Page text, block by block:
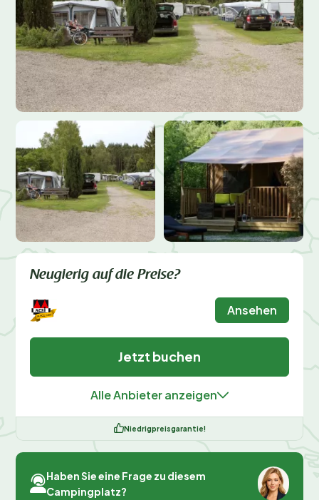
Neugierig auf die Preise?
Ansehen
Jetzt buchen
Alle Anbieter anzeigen
Niedrigpreisgarantie!
Haben Sie eine Frage zu diesem
Campingplatz?